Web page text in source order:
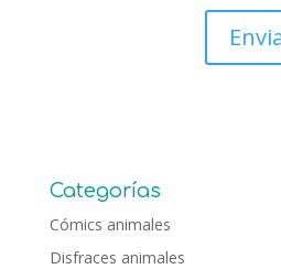
Categorías
Cómics animales
Disfraces animales